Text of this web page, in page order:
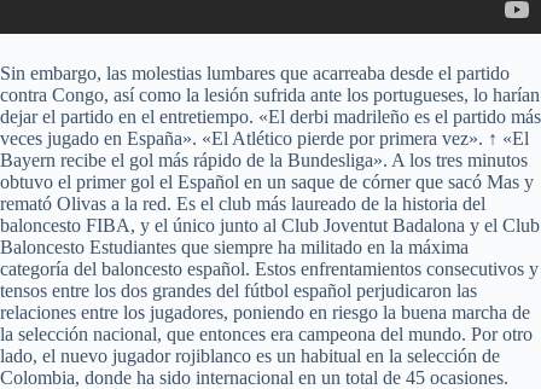
Sin embargo, las molestias lumbares que acarreaba desde el partido
contra Congo, así como la lesión sufrida ante los portugueses, lo harían
dejar el partido en el entretiempo. «El derbi madrileño es el partido más
veces jugado en España». «El Atlético pierde por primera vez». ↑ «El
Bayern recibe el gol más rápido de la Bundesliga». A los tres minutos
obtuvo el primer gol el Español en un saque de córner que sacó Mas y
remató Olivas a la red. Es el club más laureado de la historia del
baloncesto FIBA, y el único junto al Club Joventut Badalona y el Club
Baloncesto Estudiantes que siempre ha militado en la máxima
categoría del baloncesto español. Estos enfrentamientos consecutivos y
tensos entre los dos grandes del fútbol español perjudicaron las
relaciones entre los jugadores, poniendo en riesgo la buena marcha de
la selección nacional, que entonces era campeona del mundo. Por otro
lado, el nuevo jugador rojiblanco es un habitual en la selección de
Colombia, donde ha sido internacional en un total de 45 ocasiones.